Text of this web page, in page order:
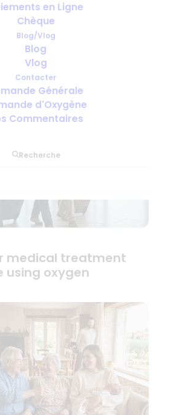
en Ligne
Chèque
Blog/Vlog
Blog
Vlog
Contacter
Générale
d'Oxygène
Commentaires
Recherche
can Paragliding
medical treatment
using oxygen